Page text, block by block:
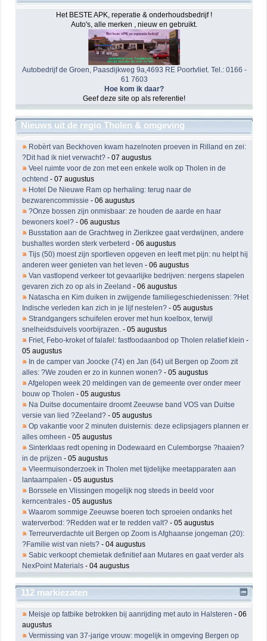
Het BESTE APK, reperatie & onderhoudsbedrijf !
Auto's, alle merken , nieuw en gebruikt.
Autobedrijf de Groen, Paasdijkweg 9a,4693 RE Poortvliet. Tel.: 0166 -
61 7603
Hoe kom ik daar?
Geef deze site op als referentie!
Nieuws uit de regio Tholen & omgeving
Robèrt van Beckhoven kwam hazelnoten proeven in Rilland en zei:
?Dit had ik niet verwacht? - 07 augustus
Veel ruimte voor de zon met een enkele wolk op Tholen in de
ochtend - 07 augustus
Hotel De Nieuwe Ram op herhaling: terug naar de
bezwarencommissie - 06 augustus
?Onze bossen zijn onmisbaar: ze houden de aarde en haar
bewoners koel? - 06 augustus
Busstation aan de Grachtweg in Zierikzee gaat verdwijnen, andere
bushaltes worden sterk verbeterd - 06 augustus
Tijs (50) moest zijn sportleven opgeven en leeft met pijn: nu helpt hij
anderen weer genieten van het leven - 06 augustus
Van vastlopend verkeer tot gevaarlijke bedrijven: nergens stapelen
gevaren zich zo op als in Zeeland - 06 augustus
Natascha en Kim duiken in zwijgende familiegeschiedenissen: ?Het
Indische verleden kan zich in je lijf nestelen? - 05 augustus
Strandgangers schuifelen erover met hun koelbox, terwijl
snelheidsduivels voorbijrazen. - 05 augustus
Friet, Febo-kroket of falafel: fastfoodaanbod op Tholen relatief klein -
05 augustus
In de camper van Joocke (74) en Jan (64) uit Bergen op Zoom zit
alles: ?We zouden er zo in kunnen wonen? - 05 augustus
Afgelopen week 20 meldingen van de gemeente over onder meer
bouw op Tholen - 05 augustus
Na Duitse documentaire droomt Zeeuwse band VOS van Duitse
versie van lied ?Zeeland? - 05 augustus
Op vakantie voor 2 minuten duisternis: deze eclipsjagers plannen er
alles omheen - 05 augustus
Sinterklaas redt opening in Dodewaard en Culemborgse ?haaien?
in de prijzen - 05 augustus
Vleermuisonderzoek in Tholen met tijdelijke meetapparaten aan
lantaarnpalen - 05 augustus
Borssele en Vlissingen mogelijk nog steeds in beeld voor
kerncentrales - 05 augustus
Waarom sommige Zeeuwse boeren toch sproeien ondanks het
waterverbod: ?Redden wat er te redden valt? - 05 augustus
Terreurverdachte uit Bergen op Zoom is Afghaanse jongeman (20):
?Familie wist van niets? - 04 augustus
Sabic verkoopt chemietak definitief aan Mutares en gaat verder als
NexPoint Materials - 04 augustus
112 markiezaten
Meisje op fatbike betrokken bij aanrijding met auto in Halsteren - 06
augustus
Vermissing van 37-jarige vrouw: mogelijk in omgeving Bergen op